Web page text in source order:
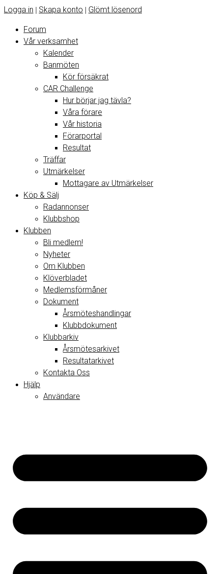
Logga in | Skapa konto | Glömt lösenord
Forum
Vår verksamhet
Kalender
Banmöten
Kör försäkrat
CAR Challenge
Hur börjar jag tävla?
Våra förare
Vår historia
Förarportal
Resultat
Träffar
Utmärkelser
Mottagare av Utmärkelser
Köp & Sälj
Radannonser
Klubbshop
Klubben
Bli medlem!
Nyheter
Om Klubben
Klöverbladet
Medlemsförmåner
Dokument
Årsmöteshandlingar
Klubbdokument
Klubbarkiv
Årsmötesarkivet
Resultatarkivet
Kontakta Oss
Hjälp
Användare